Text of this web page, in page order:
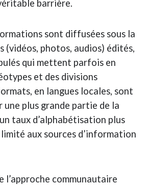
barrière.
sont diffusées sous la
(vidéos, photos, audios) édités,
qui mettent parfois en
et des divisions
en langues locales, sont
plus grande partie de la
taux d’alphabétisation plus
aux sources d’information
l’approche communautaire